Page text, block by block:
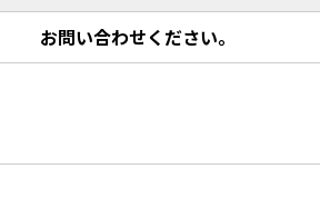
お問い合わせください。